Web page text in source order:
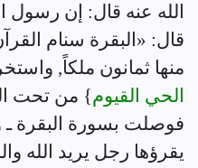
الله عنه قال: إن رسول
قال: «البقرة سنام
منها ثمانون ملكاً,
الحي القيوم} من تحت
فوصلت بسورة البقرة
يقرؤها رجل يريد الله